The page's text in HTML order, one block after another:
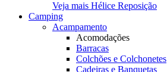
Veja mais Hélice Reposição
Camping
Acampamento
Acomodações
Barracas
Colchões e Colchonetes
Cadeiras e Banquetas